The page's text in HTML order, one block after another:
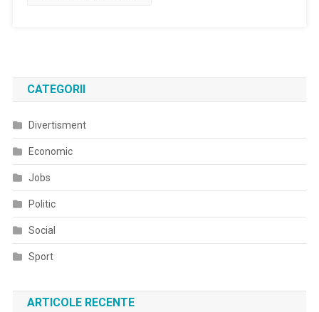
CATEGORII
Divertisment
Economic
Jobs
Politic
Social
Sport
ARTICOLE RECENTE